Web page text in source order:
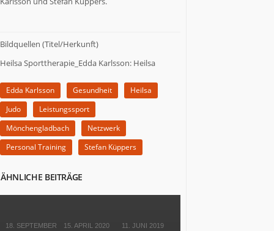
Bildquellen (Titel/Herkunft)
Heilsa Sporttherapie_Edda Karlsson: Heilsa
Edda Karlsson Gesundheit
Heilsa
Judo
Leistungssport
Mönchengladbach
Netzwerk
Personal Training
Stefan Küppers
ÄHNLICHE BEITRÄGE
18. SEPTEMBER
15. APRIL 2020 11. JUNI 2019